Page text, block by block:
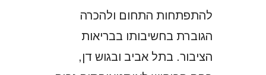
להתפתחות התחום ולהכרה
הגוברת בחשיבותו בבריאות
הציבור. בתל אביב ובגוש דן,